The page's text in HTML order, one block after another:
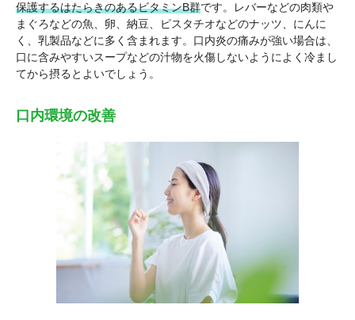
保護するはたらきのあるビタミンB群です。レバーなどの肉類や
まぐろなどの魚、卵、納豆、ピスタチオなどのナッツ、にんに
く、乳製品などに多く含まれます。口内炎の痛みが強い場合は、
口に含みやすいスープなどの汁物を火傷しないようによく冷まし
てから摂るとよいでしょう。
口内環境の改善